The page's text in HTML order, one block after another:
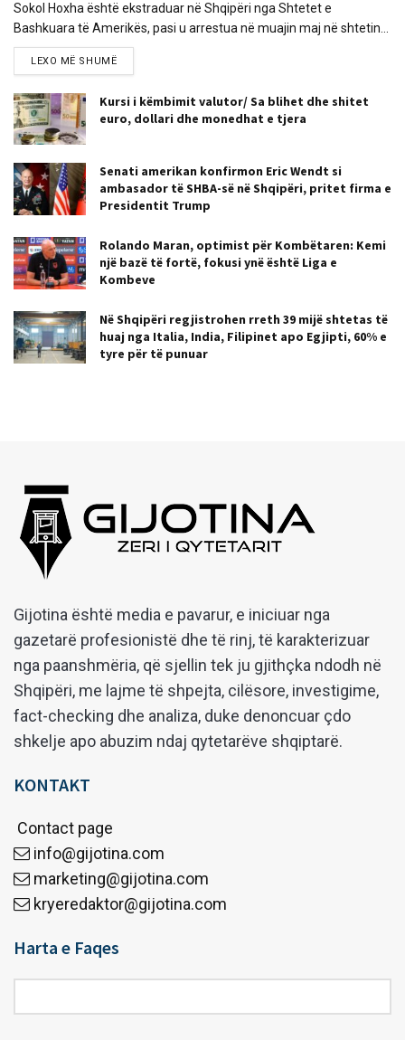
Sokol Hoxha është ekstraduar në Shqipëri nga Shtetet e
Bashkuara të Amerikës, pasi u arrestua në muajin maj në shtetin...
LEXO MË SHUMË
Kursi i këmbimit valutor/ Sa blihet dhe shitet
euro, dollari dhe monedhat e tjera
Senati amerikan konfirmon Eric Wendt si
ambasador të SHBA-së në Shqipëri, pritet firma e
Presidentit Trump
Rolando Maran, optimist për Kombëtaren: Kemi
një bazë të fortë, fokusi ynë është Liga e
Kombeve
Në Shqipëri regjistrohen rreth 39 mijë shtetas të
huaj nga Italia, India, Filipinet apo Egjipti, 60% e
tyre për të punuar
Gijotina është media e pavarur, e iniciuar nga
gazetarë profesionistë dhe të rinj, të karakterizuar
nga paanshmëria, që sjellin tek ju gjithçka ndodh në
Shqipëri, me lajme të shpejta, cilësore, investigime,
fact-checking dhe analiza, duke denoncuar çdo
shkelje apo abuzim ndaj qytetarëve shqiptarë.
KONTAKT
Contact page
info@gijotina.com
marketing@gijotina.com
kryeredaktor@gijotina.com
Harta e Faqes
e